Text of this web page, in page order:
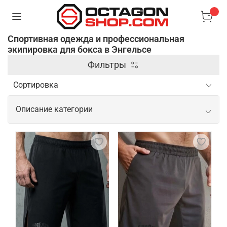
Спортивная одежда и профессиональная
экипировка для бокса в Энгельсе
Фильтры
Описание категории
Спортивная одежда и
профессиональная экипировка для
бокса
Профессиональная одежда и экипировка для
бокса предназначены для обеспечения
максимального комфорта, защиты и
эффективности во время тренировок и боев.